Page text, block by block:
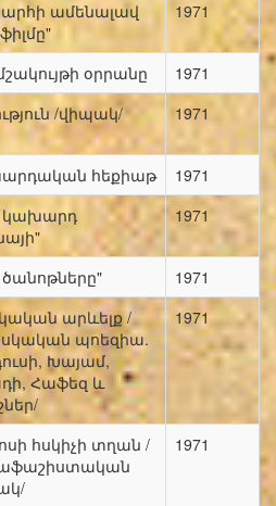
ամենալավ
1971
օրրանը
1971
/վիպակ/ 1971
հեքիաթ
1971
կախարդ
1971
1971
արևելք /
պոեզիա.
Խայամ,
Հաֆեզ և
1971
հսկիչի տղան /
1971